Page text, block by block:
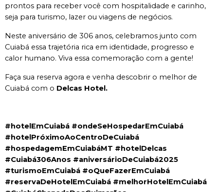
prontos para receber você com hospitalidade e carinho,
seja para turismo, lazer ou viagens de negócios.
Neste aniversário de 306 anos, celebramos junto com
Cuiabá essa trajetória rica em identidade, progresso e
calor humano. Viva essa comemoração com a gente!
Faça sua reserva agora e venha descobrir o melhor de
Cuiabá com o Delcas Hotel.
#hotelEmCuiabá #ondeSeHospedarEmCuiabá
#hotelPróximoAoCentroDeCuiabá
#hospedagemEmCuiabáMT #hotelDelcas
#Cuiabá306Anos #aniversárioDeCuiabá2025
#turismoEmCuiabá #oQueFazerEmCuiabá
#reservaDeHotelEmCuiabá #melhorHotelEmCuiabá